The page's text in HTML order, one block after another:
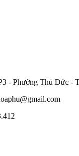
- Phường Thủ Đức -